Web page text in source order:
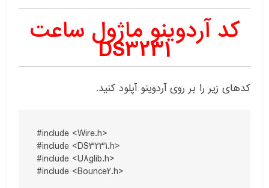
کد آردوینو ماژول ساعت
DS3231
کد‌های زیر را بر روی آردوینو آپلود کنید.
#include <Wire.h>
#include <DS3231.h>
#include <U8glib.h>
#include <Bounce2.h>